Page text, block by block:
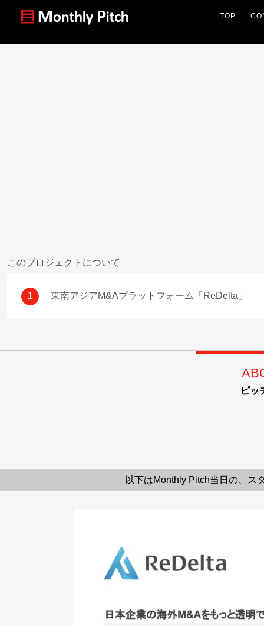
TOP
このプロジェクトについて
1 東南アジアM&Aプラットフォーム「ReDelta」
ピッ
以下はMonthly Pitch当日の、ス